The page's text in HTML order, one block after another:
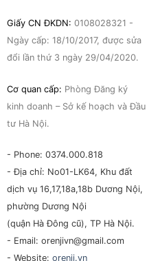
Giấy CN ĐKDN: 0108028321 -
Ngày cấp: 18/10/2017, được sửa
đổi lần thứ 3 ngày 29/04/2020.
Cơ quan cấp: Phòng Đăng ký
kinh doanh – Sở kế hoạch và Đầu
tư Hà Nội.
- Phone: 0374.000.818
- Địa chỉ: No01-LK64, Khu đất
dịch vụ 16,17,18a,18b Dương Nội,
phường Dương Nội
(quận Hà Đông cũ), TP Hà Nội.
- Email: orenjivn@gmail.com
- Website: orenji.vn